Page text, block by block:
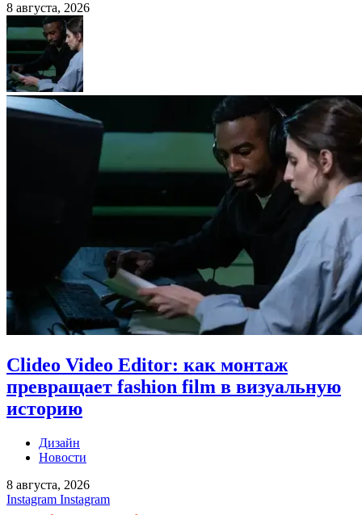
8 августа, 2026
Clideo Video Editor: как монтаж
превращает fashion film в визуальную
историю
Дизайн
Новости
8 августа, 2026
Instagram Instagram